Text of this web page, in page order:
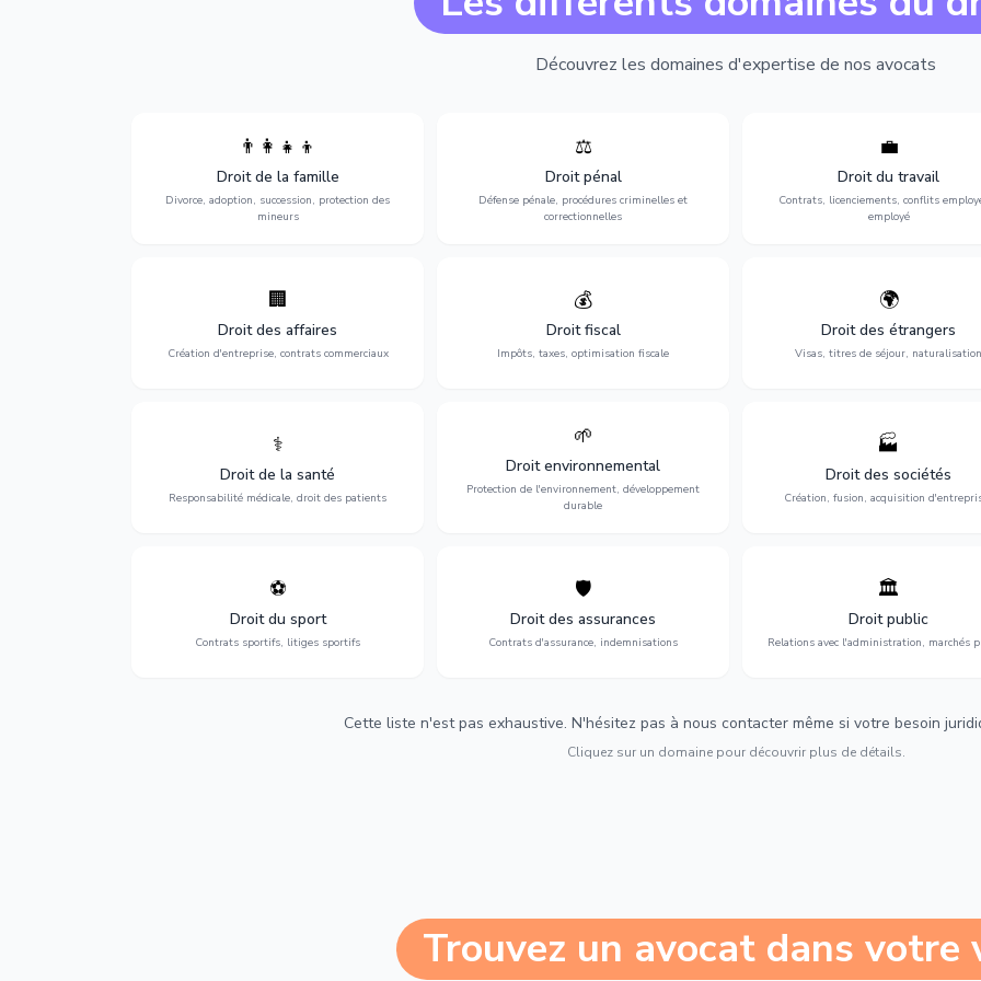
Découvrez les domaines d'expertise de nos avocats
👨‍👩‍👧‍👦
Droit de la famille
Divorce, adoption, succession, protection des
mineurs
succession et protection des personnes
vulnérables.
⚖️
Droit pénal
Défense pénale, procédures criminelles et
correctionnelles
Expertise en matière pénale, de
l'assistance en garde à vue jusqu'au
procès, pour toute affaire correctionnelle
ou criminelle.
💼
Droit du travail
Contrats, licenciements, conflits
employé
Protection de vos droits au
contrats, licenciements,
discrimination et conflits avec
l'employeur.
🏢
Droit des affaires
Création d'entreprise, contrats commerciaux
Accompagnement complet pour votre
entreprise : création, contrats
commerciaux, concurrence et litiges.
💰
Droit fiscal
Impôts, taxes, optimisation fiscale
Optimisation de votre situation fiscale :
déclarations, contentieux, contrôles
fiscaux et planification.
🌍
Droit des étrangers
Visas, titres de séjour, naturalisation
Obtention de vos droits de séjour :
cartes de séjour, regroupement
naturalisation.
⚕️
Droit de la santé
Responsabilité médicale, droit des patients
Défense de vos droits médicaux : erreurs
médicales, responsabilité des praticiens
et indemnisation.
🌱
Droit environnemental
Protection de l'environnement, développement
durable
environnementale, litiges et
développement durable.
🏭
Droit des sociétés
Création, fusion, acquisition
Structuration de votre société :
fusion-acquisition, gouvernance
restructuration.
⚽
Droit du sport
Contrats sportifs, litiges sportifs
Expertise en droit sportif : contrats de
sportifs, transferts, sponsoring et
contentieux.
🛡️
Droit des assurances
Contrats d'assurance, indemnisations
Défense de vos intérêts : contrats
d'assurance, sinistres et indemnisations
optimales.
🏛️
Droit public
Relations avec l'administration, marchés
Gestion de vos relations avec
l'administration : marchés
urbanisme et contentieux.
Cette liste n'est pas exhaustive. N'hésitez pas à nous contacter même si votre besoin
Cliquez sur un domaine pour découvrir plus de détails.
Trouvez un avocat dans votre